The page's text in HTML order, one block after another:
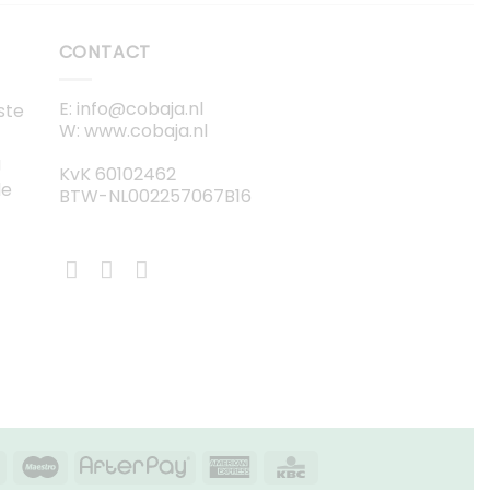
CONTACT
E: info@cobaja.nl
W: www.cobaja.nl
KvK 60102462
BTW-NL002257067B16